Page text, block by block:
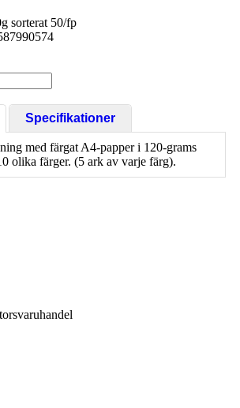
sorterat 50/fp
Specifikationer
med färgat A4-papper i 120-grams
olika färger. (5 ark av varje färg).